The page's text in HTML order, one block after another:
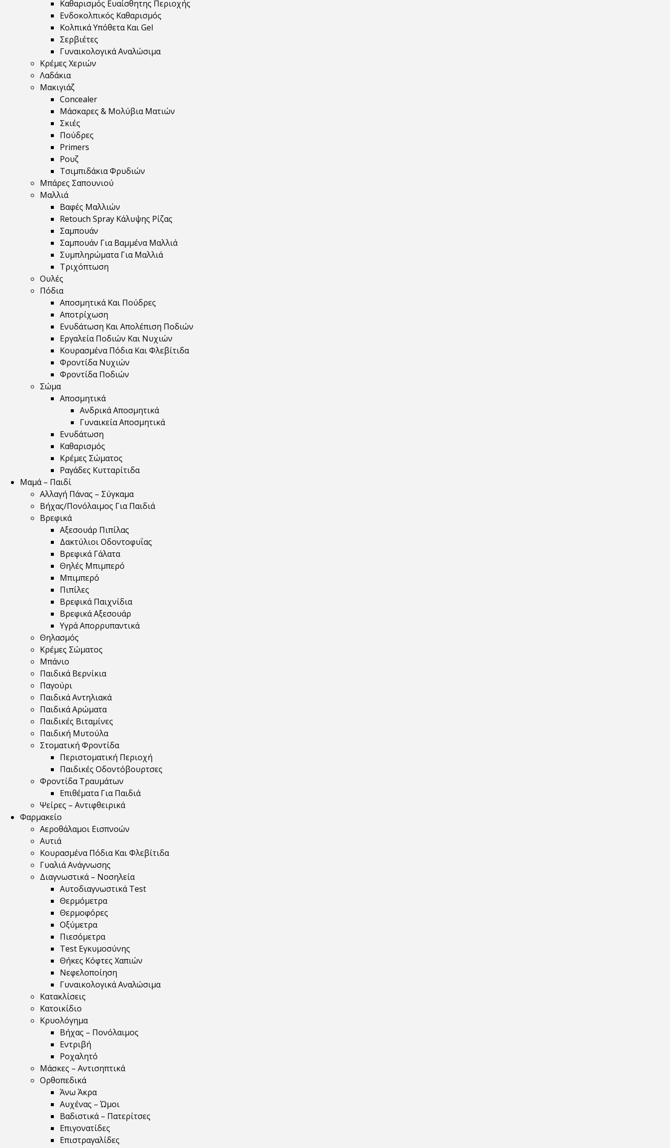
Καθαρισμός Ευαίσθητης Περιοχής
Ενδοκολπικός Καθαρισμός
Κολπικά Υπόθετα Και Gel
Σερβιέτες
Γυναικολογικά Αναλώσιμα
Κρέμες Χεριών
Λαδάκια
Μακιγιάζ
Concealer
Μάσκαρες & Μολύβια Ματιών
Σκιές
Πούδρες
Primers
Ρουζ
Τσιμπιδάκια Φρυδιών
Μπάρες Σαπουνιού
Μαλλιά
Βαφές Μαλλιών
Retouch Spray Κάλυψης Ρίζας
Σαμπουάν
Σαμπουάν Για Βαμμένα Μαλλιά
Συμπληρώματα Για Μαλλιά
Τριχόπτωση
Ουλές
Πόδια
Αποσμητικά Και Πούδρες
Αποτρίχωση
Ενυδάτωση Και Απολέπιση Ποδιών
Εργαλεία Ποδιών Και Νυχιών
Κουρασμένα Πόδια Και Φλεβίτιδα
Φροντίδα Νυχιών
Φροντίδα Ποδιών
Σώμα
Αποσμητικά
Ανδρικά Αποσμητικά
Γυναικεία Αποσμητικά
Ενυδάτωση
Καθαρισμός
Κρέμες Σώματος
Ραγάδες Κυτταρίτιδα
Μαμά – Παιδί
Αλλαγή Πάνας – Σύγκαμα
Βήχας/Πονόλαιμος Για Παιδιά
Βρεφικά
Αξεσουάρ Πιπίλας
Δακτύλιοι Οδοντοφυΐας
Βρεφικά Γάλατα
Θηλές Μπιμπερό
Μπιμπερό
Πιπίλες
Βρεφικά Παιχνίδια
Βρεφικά Αξεσουάρ
Υγρά Απορρυπαντικά
Θηλασμός
Κρέμες Σώματος
Μπάνιο
Παιδικά Βερνίκια
Παγούρι
Παιδικά Αντηλιακά
Παιδικά Αρώματα
Παιδικές Βιταμίνες
Παιδική Μυτούλα
Στοματική Φροντίδα
Περιστοματική Περιοχή
Παιδικές Οδοντόβουρτσες
Φροντίδα Τραυμάτων
Επιθέματα Για Παιδιά
Ψείρες – Αντιφθειρικά
Φαρμακείο
Αεροθάλαμοι Εισπνοών
Αυτιά
Κουρασμένα Πόδια Και Φλεβίτιδα
Γυαλιά Ανάγνωσης
Διαγνωστικά – Νοσηλεία
Αυτοδιαγνωστικά Test
Θερμόμετρα
Θερμοφόρες
Οξύμετρα
Πιεσόμετρα
Test Εγκυμοσύνης
Θήκες Κόφτες Χαπιών
Νεφελοποίηση
Γυναικολογικά Αναλώσιμα
Κατακλίσεις
Κατοικίδιο
Κρυολόγημα
Βήχας – Πονόλαιμος
Εντριβή
Ροχαλητό
Μάσκες – Αντισηπτικά
Ορθοπεδικά
Άνω Άκρα
Αυχένας – Ώμοι
Βαδιστικά – Πατερίτσες
Επιγονατίδες
Επιστραγαλίδες